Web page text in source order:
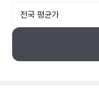
전국 평균가